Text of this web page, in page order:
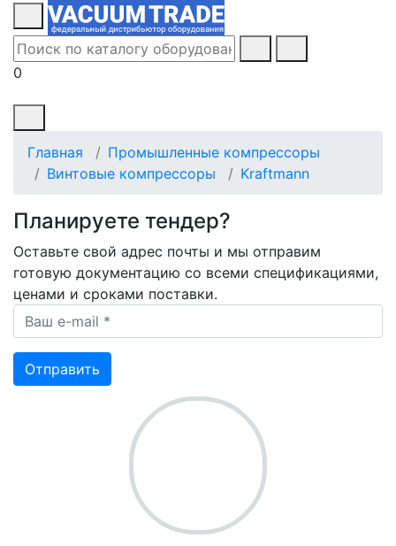
0
Главная
Промышленные компрессоры
Винтовые компрессоры
Kraftmann
Планируете тендер?
Оставьте свой адрес почты и мы отправим
готовую документацию со всеми спецификациями,
ценами и сроками поставки.
Ваш e-mail *
Отправить